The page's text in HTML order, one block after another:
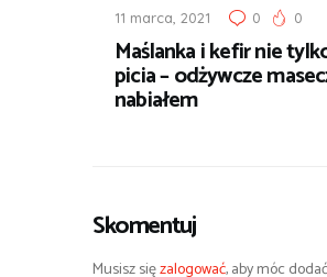
11 marca, 2021 0 0
Maślanka i kefir nie
picia – odżywcze
nabiałem
Skomentuj
Musisz sięzalogować, aby móc dodać